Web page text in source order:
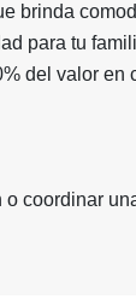
brinda
para tu
del valor en
coordinar